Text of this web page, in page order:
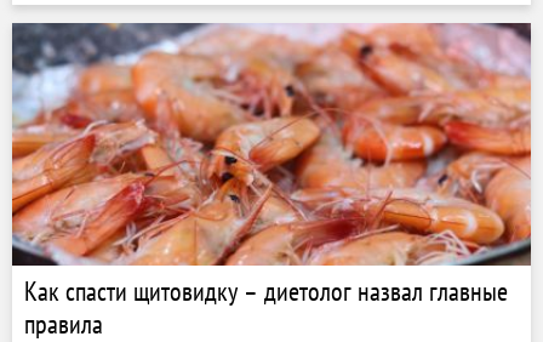
Как спасти щитовидку – диетолог назвал главные
правила